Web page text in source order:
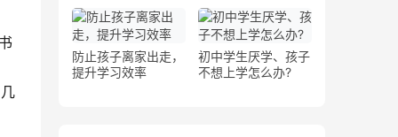
防止孩子离家出走，
提升学习效率
初中学生厌学、孩子
不想上学怎么办?